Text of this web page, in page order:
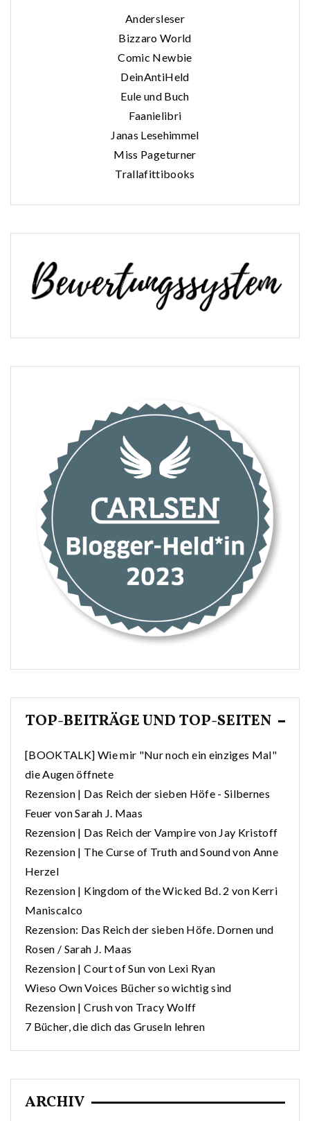
Andersleser
Bizzaro World
Comic Newbie
DeinAntiHeld
Eule und Buch
Faanielibri
Janas Lesehimmel
Miss Pageturner
Trallafittibooks
TOP-BEITRÄGE UND TOP-SEITEN
[BOOKTALK] Wie mir "Nur noch ein einziges Mal"
die Augen öffnete
Rezension | Das Reich der sieben Höfe - Silbernes
Feuer von Sarah J. Maas
Rezension | Das Reich der Vampire von Jay Kristoff
Rezension | The Curse of Truth and Sound von Anne
Herzel
Rezension | Kingdom of the Wicked Bd. 2 von Kerri
Maniscalco
Rezension: Das Reich der sieben Höfe. Dornen und
Rosen / Sarah J. Maas
Rezension | Court of Sun von Lexi Ryan
Wieso Own Voices Bücher so wichtig sind
Rezension | Crush von Tracy Wolff
7 Bücher, die dich das Gruseln lehren
ARCHIV